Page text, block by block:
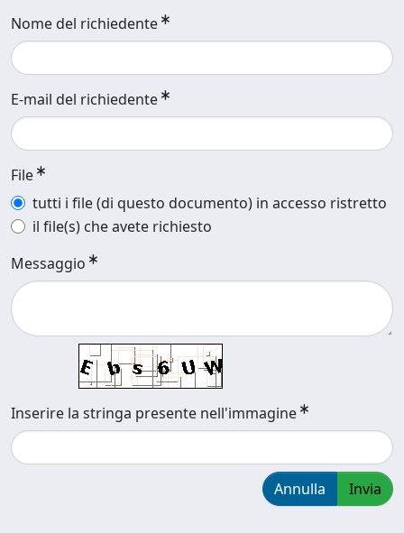
Nome del richiedente
E-mail del richiedente
File
tutti i file (di questo documento) in accesso ristretto
il file(s) che avete richiesto
Messaggio
Inserire la stringa presente nell'immagine
Annulla Invia